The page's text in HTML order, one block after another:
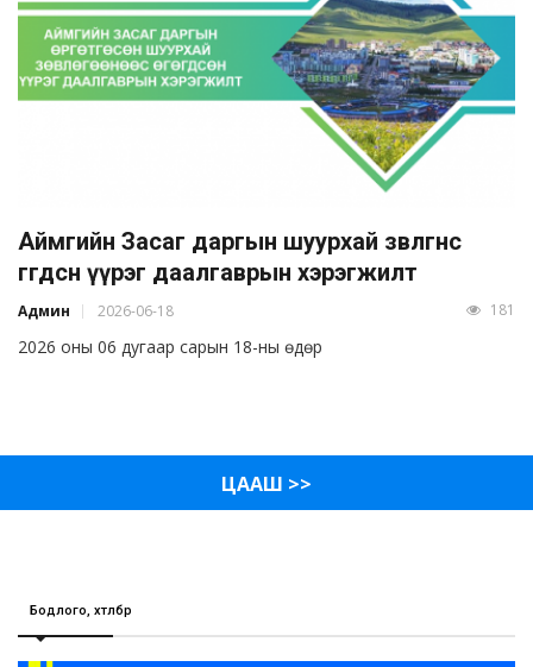
Аймгийн Засаг даргын шуурхай зөвлөгөөнөөс
өгөгдсөн үүрэг даалгаврын хэрэгжилт
Админ 2026-06-18 181
2026 оны 06 дугаар сарын 18-ны өдөр
ЦААШ >>
Бодлого, хөтөлбөр